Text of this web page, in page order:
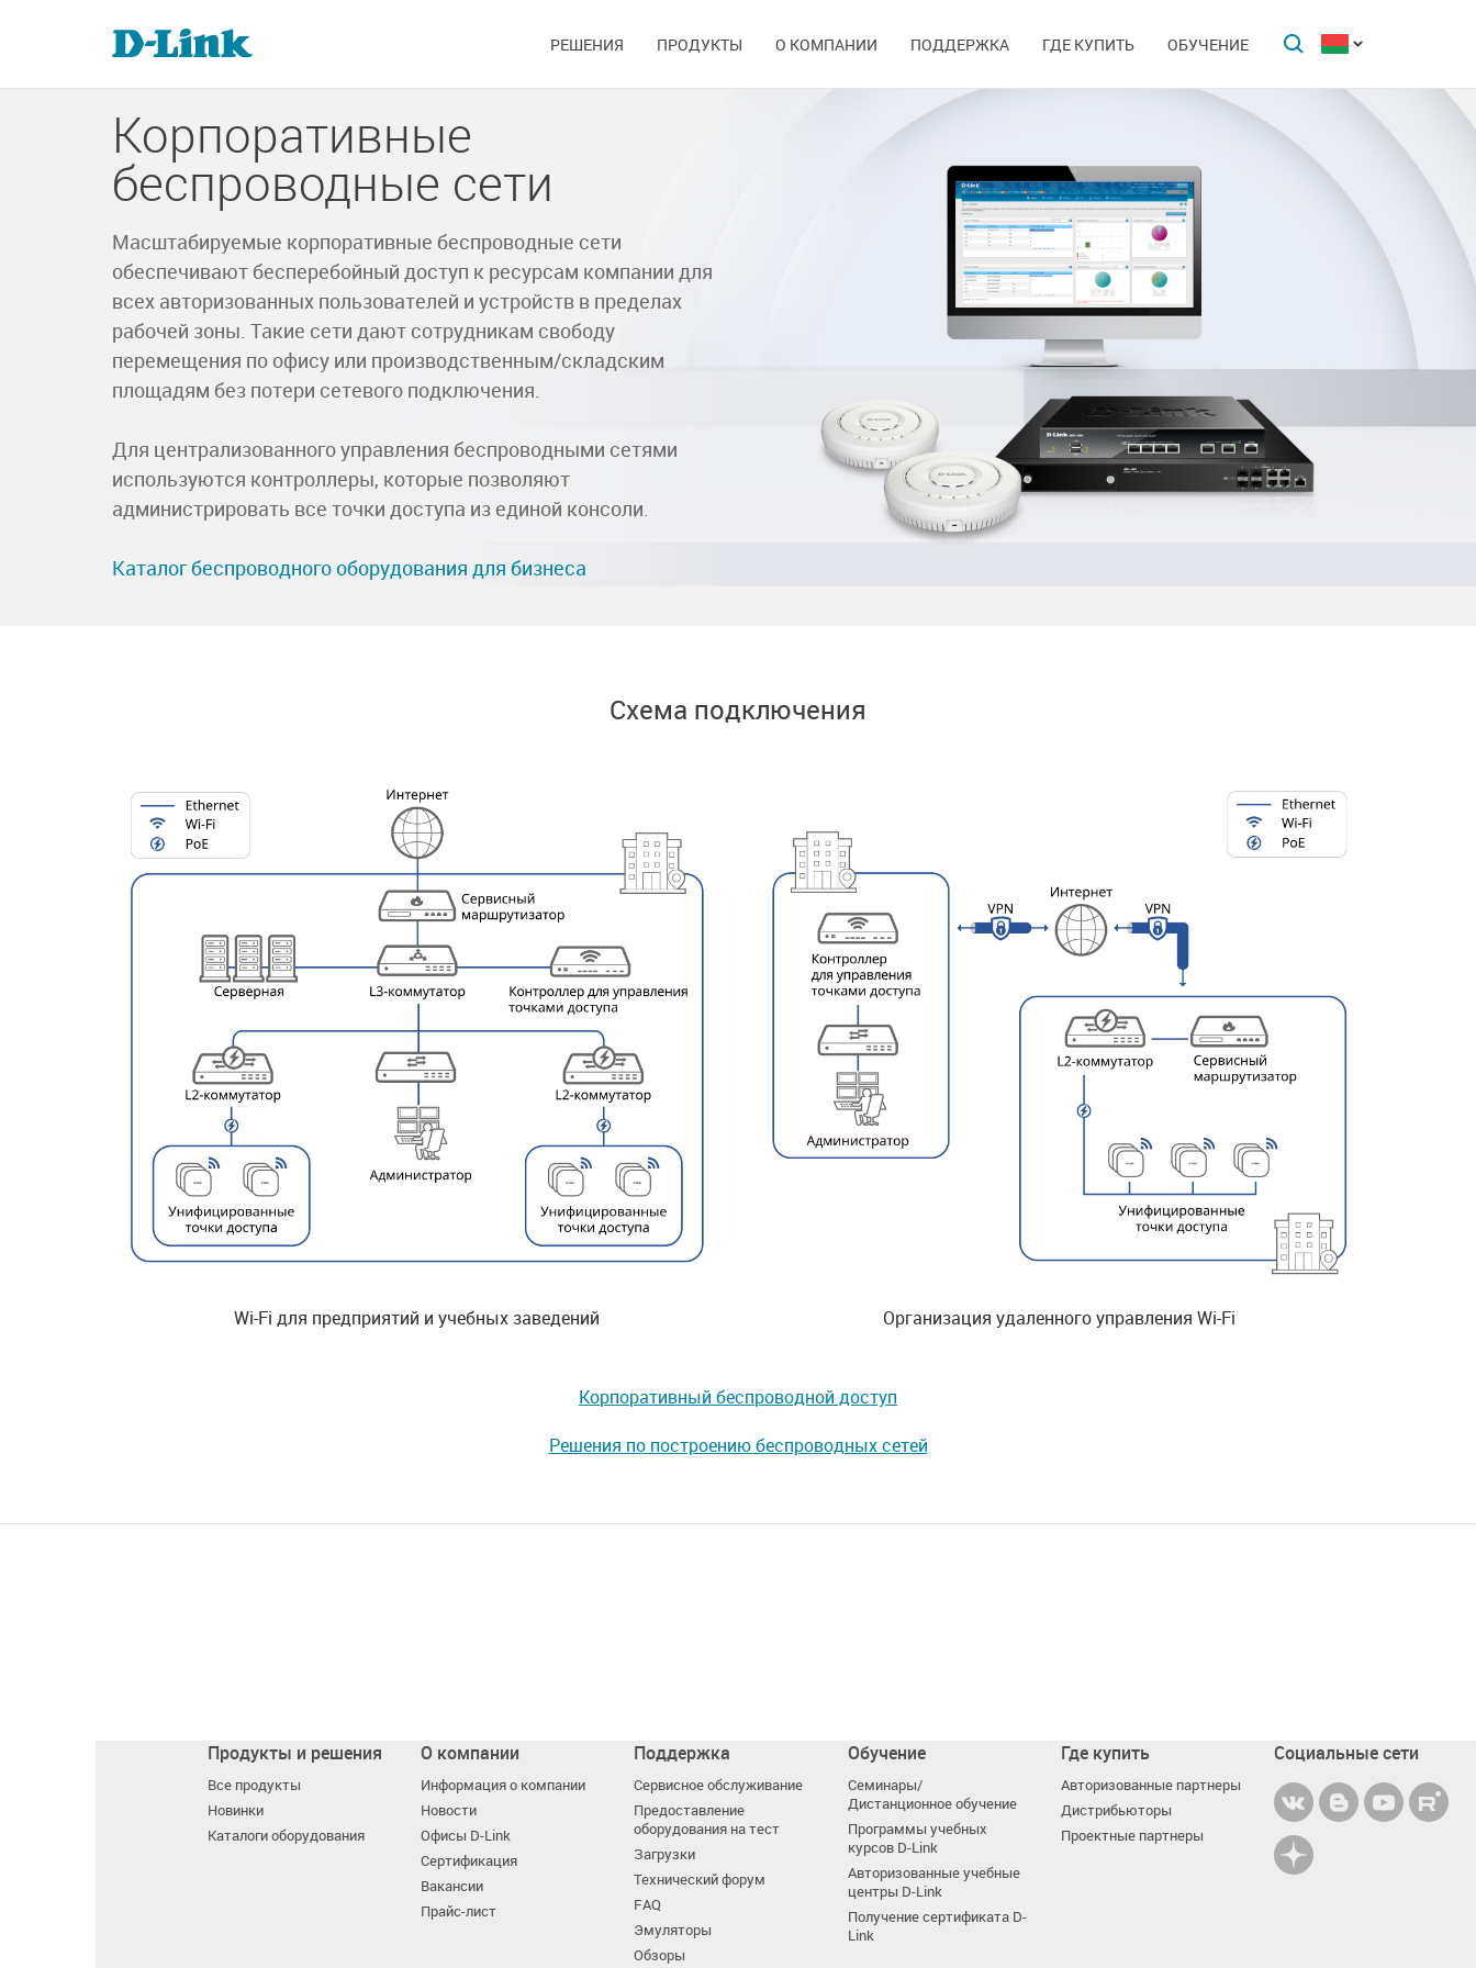
РЕШЕНИЯ ПРОДУКТЫ О КОМПАНИИ ПОДДЕРЖКА ГДЕ КУПИТЬ ОБУЧЕНИЕ
Корпоративные
беспроводные сети
Масштабируемые корпоративные беспроводные сети
обеспечивают бесперебойный доступ к ресурсам компании для
всех авторизованных пользователей и устройств в пределах
рабочей зоны. Такие сети дают сотрудникам свободу
перемещения по офису или производственным/складским
площадям без потери сетевого подключения.
Для централизованного управления беспроводными сетями
используются контроллеры, которые позволяют
администрировать все точки доступа из единой консоли.
Каталог беспроводного оборудования для бизнеса
Схема подключения
Wi-Fi для предприятий и учебных заведений Организация удаленного управления Wi-Fi
Корпоративный беспроводной доступ
Решения по построению беспроводных сетей
Продукты и решения
Все продукты
Новинки
Каталоги оборудования
О компании
Информация о компании
Новости
Офисы D-Link
Сертификация
Вакансии
Прайс-лист
Поддержка
Сервисное обслуживание
Предоставление
оборудования на тест
Загрузки
Технический форум
FAQ
Эмуляторы
Обзоры
Обучение
Семинары/
Дистанционное обучение
Программы учебных
курсов D-Link
Авторизованные учебные
центры D-Link
Получение сертификата D-
Link
Где купить
Авторизованные партнеры
Дистрибьюторы
Проектные партнеры
Социальные сети